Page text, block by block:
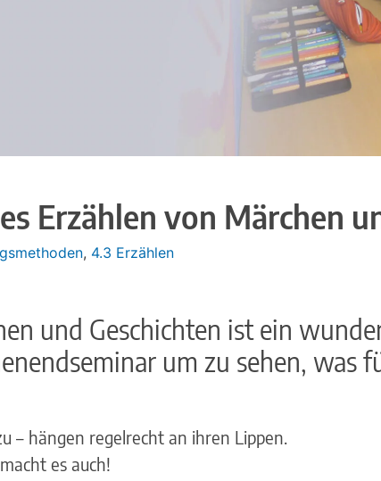
Erzählen von Märchen
, 4.3 Erzählen
und Geschichten ist ein
um zu sehen, was
– hängen regelrecht an ihren Lippen.
es auch!